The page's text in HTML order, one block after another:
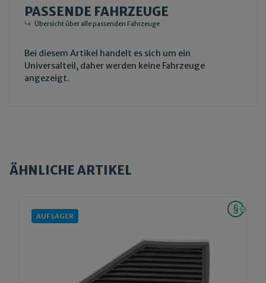
PASSENDE FAHRZEUGE
Übersicht über alle passenden Fahrzeuge
Bei diesem Artikel handelt es sich um ein
Universalteil, daher werden keine Fahrzeuge
angezeigt.
ÄHNLICHE ARTIKEL
AUF LAGER